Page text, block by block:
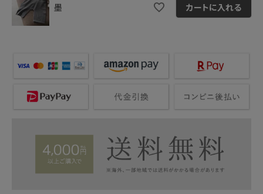
墨 カートに入れる